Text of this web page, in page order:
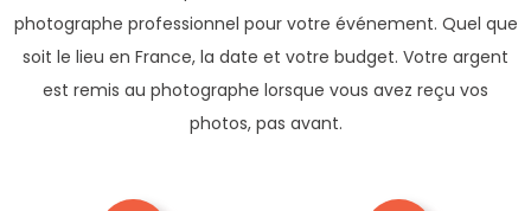
photographe professionnel pour votre événement. Quel que
soit le lieu en France, la date et votre budget. Votre argent
est remis au photographe lorsque vous avez reçu vos
photos, pas avant.